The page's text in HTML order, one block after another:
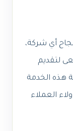
أي شركة،
لتقديم
هذه الخدمة
العملاء